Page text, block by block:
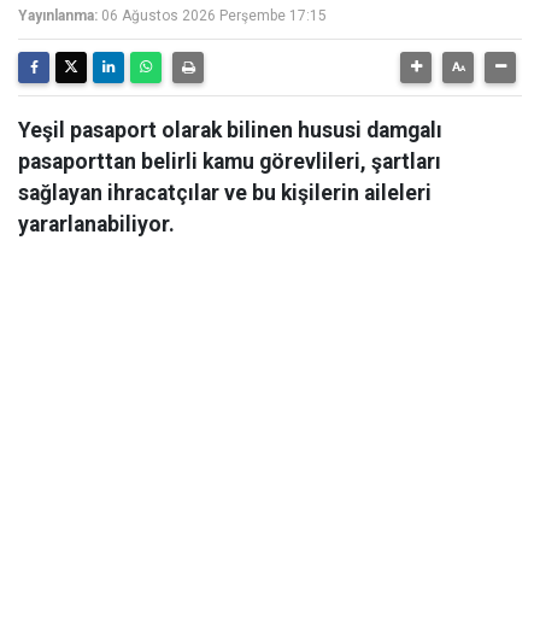
Yayınlanma: 06 Ağustos 2026 Perşembe 17:15
Yeşil pasaport olarak bilinen hususi damgalı
pasaporttan belirli kamu görevlileri, şartları
sağlayan ihracatçılar ve bu kişilerin aileleri
yararlanabiliyor.